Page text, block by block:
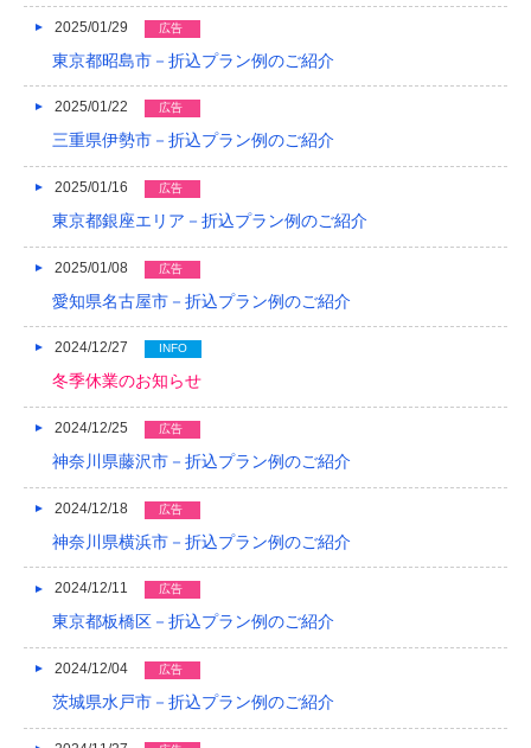
2013/06
2013/03
2013/02
2013/01
2012/12
2012/11
2012/10
2012/08
2025/01/29 広告
東京都昭島市－折込プラン例のご紹介
2025/01/22 広告
三重県伊勢市－折込プラン例のご紹介
2025/01/16 広告
東京都銀座エリア－折込プラン例のご紹介
2025/01/08 広告
愛知県名古屋市－折込プラン例のご紹介
2024/12/27 INFO
冬季休業のお知らせ
2024/12/25 広告
神奈川県藤沢市－折込プラン例のご紹介
2024/12/18 広告
神奈川県横浜市－折込プラン例のご紹介
2024/12/11 広告
東京都板橋区－折込プラン例のご紹介
2024/12/04 広告
茨城県水戸市－折込プラン例のご紹介